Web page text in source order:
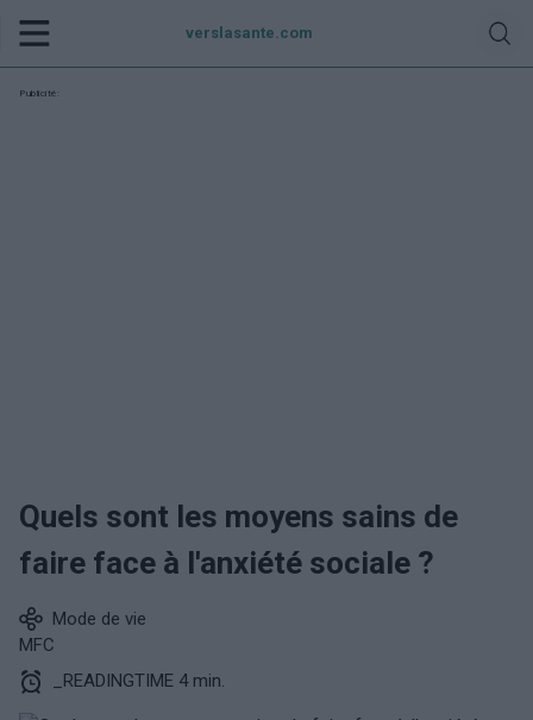
verslasante.com
Publicité:
Quels sont les moyens sains de
faire face à l'anxiété sociale ?
Mode de vie
MFC
_READINGTIME 4 min.